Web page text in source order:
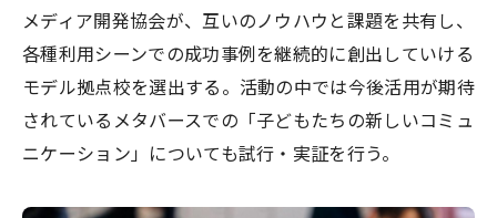
メディア開発協会が、互いのノウハウと課題を共有し、
各種利用シーンでの成功事例を継続的に創出していける
モデル拠点校を選出する。活動の中では今後活用が期待
されているメタバースでの「子どもたちの新しいコミュ
ニケーション」についても試行・実証を行う。